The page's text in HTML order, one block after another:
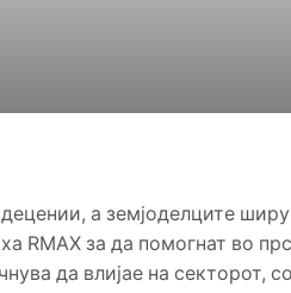
а земјоделците
RMAX за да помогнат во
да влијае на секторот,